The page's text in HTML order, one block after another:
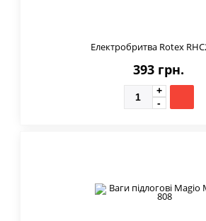
Електробритва Rotex
393 грн.